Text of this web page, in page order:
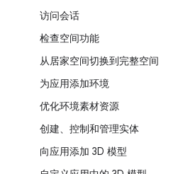
访问会话
检查空间功能
从居家空间切换到完整空间
为应用添加环境
优化环境素材资源
创建、控制和管理实体
向应用添加 3D 模型